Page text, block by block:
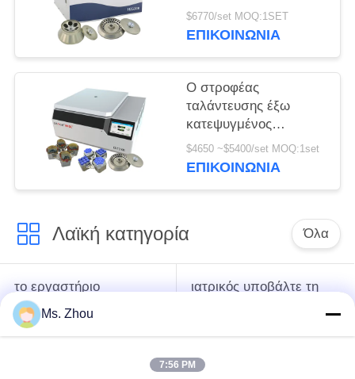
στροφέα γωνίας
ικανότητας 6x100ml
$6770/set MOQ:1SET
ΕΠΙΚΟΙΝΩΝΊΑ
Ο στροφέας
ταλάντευσης έξω
κατεψυγμένος
υποβάλλει τη μηχανή
CHT210R 4*750ml σε
$4650 ~$5400/set MOQ:1set
ΕΠΙΚΟΙΝΩΝΊΑ
Λαϊκή κατηγορία Όλα
το εργαστήριο
υποβάλλει τη μηχανή
σε φυγοκέντρωση
ιατρικός υποβάλτε τη
κατεψυγμένος
Ms. Zhou
7:56 PM